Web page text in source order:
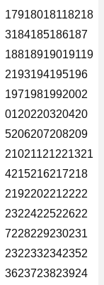
17918018118218
3184185186187
18818919019119
2193194195196
1971981992002
0120220320420
5206207208209
21021121221321
4215216217218
2192202212222
2322422522622
7228229230231
2322332342352
3623723823924